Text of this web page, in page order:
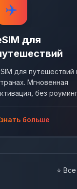
✈️
для
для путешествий
Мгновенная
без
больше
⭐